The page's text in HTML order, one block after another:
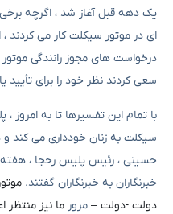
یک دهه قبل آغاز شد ، اگرچه
ای در موتور سیکلت کار می کردند
درخواست های مجوز رانندگی
سعی کردند نظر خود را برای تأیید
با تمام این تفسیرها تا به امروز
سیکلت به زنان خودداری می کند و
حسینی ، رئیس پلیس رحجا ،
خبرنگاران به خبرنگاران گفتند.
دولت -دولت – مرور ما نیز منتظر